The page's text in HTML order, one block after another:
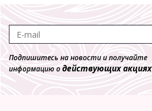
Подпишитесь на новости и получайте
информацию одействующих акциях